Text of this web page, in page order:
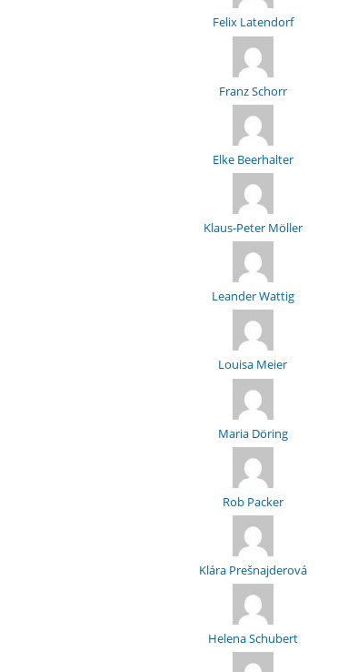
Felix Latendorf
Franz Schorr
Elke Beerhalter
Klaus-Peter Möller
Leander Wattig
Louisa Meier
Maria Döring
Rob Packer
Klára Prešnajderová
Helena Schubert